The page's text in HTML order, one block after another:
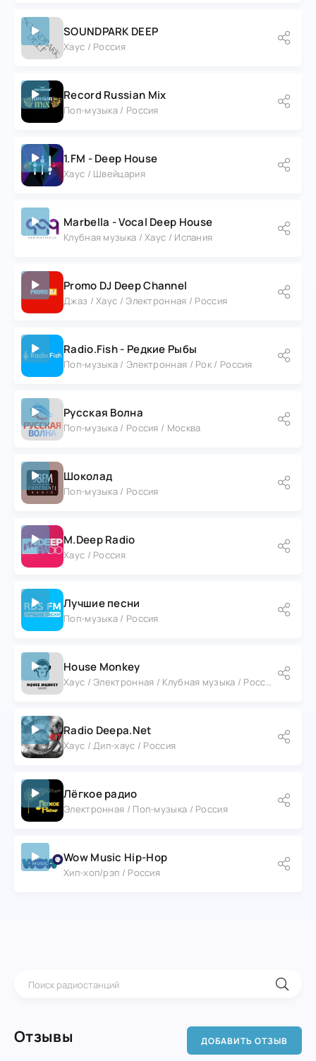
SOUNDPARK DEEP
Хаус / Россия
Record Russian Mix
Поп-музыка / Россия
1.FM - Deep House
Хаус / Швейцария
Marbella - Vocal Deep House
Клубная музыка / Хаус / Испания
Promo DJ Deep Channel
Джаз / Хаус / Электронная / Россия
Radio.Fish - Редкие Рыбы
Поп-музыка / Электронная / Рок / Россия
Русская Волна
Поп-музыка / Россия / Москва
Шоколад
Поп-музыка / Россия
M.Deep Radio
Хаус / Россия
Лучшие песни
Поп-музыка / Россия
House Monkey
Radio Deepa.Net
Хаус / Дип-хаус / Россия
Лёгкое радио
Электронная / Поп-музыка / Россия
Wow Music Hip-Hop
Хип-хоп/рэп / Россия
Отзывы ДОБАВИТЬ ОТЗЫВ